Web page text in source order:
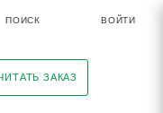
ПОИСК ВОЙТИ
ЗАКАЗ